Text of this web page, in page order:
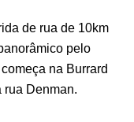
de rua de 10km
pelo
na Burrard
rua Denman.